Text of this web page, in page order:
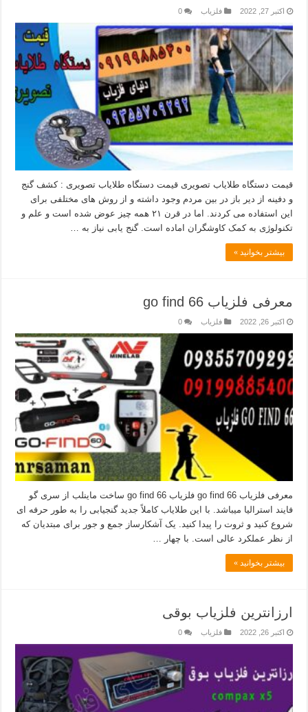
اکتبر 27, 2022 فلزیاب 0
قیمت دستگاه طلایاب تصویری قیمت دستگاه طلایاب تصویری : کشف گنج
و دفینه از دیر باز در بین مردم وجود داشته و از روش های مختلفی برای
این استفاده می کردند. اما در قرن ۲۱ همه چیز عوض شده است و علم و
تکنولوژی به کمک کاوشگران اماده است. گنج یابی نیاز به …
بیشتر بخوانید »
معرفی فلزیاب go find 66
اکتبر 26, 2022 فلزیاب 0
معرفی فلزیاب go find 66 فلزیاب go find 66 ساخت ماینلب از سری گو
فایند استرالیا میباشد. با این طلایاب کاملاً جدید گنجیابی را به طور حرفه ای
شروع کنید و ثروت را پیدا کنید. یک آشکارساز جمع و جور برای مبتدیان که
از نظر عملکرد عالی است. با چهار …
بیشتر بخوانید »
ارزانترین فلزیاب بوقی
اکتبر 26, 2022 فلزیاب 0